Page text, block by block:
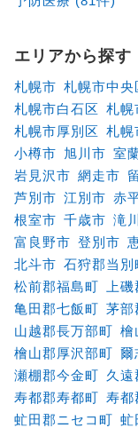
エリアから探す
札幌市 札幌市中央
札幌市白石区 札幌
札幌市厚別区 札幌
小樽市 旭川市 室
岩見沢市 網走市
芦別市 江別市 赤
根室市 千歳市 滝
富良野市 登別市
北斗市 石狩郡当別
松前郡福島町
上
亀田郡七飯町 茅部
山越郡長万部町 檜
檜山郡厚沢部町 爾
瀬棚郡今金町 久遠
寿都郡寿都町 寿都
虻田郡ニセコ町 虻